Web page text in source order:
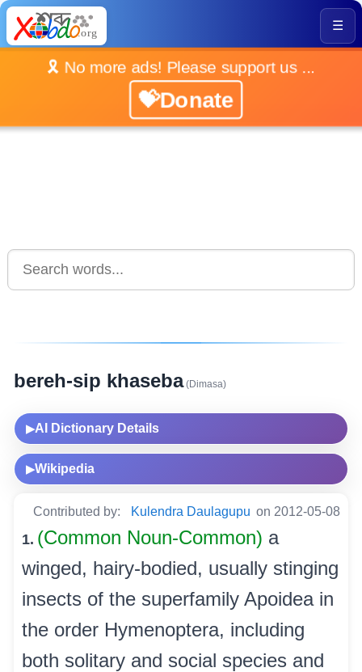
☰
🎗️ No more ads! Please support us ...
💝Donate
bereh-sip khaseba(Dimasa)
▶AI Dictionary Details
▶Wikipedia
Contributed by: Kulendra Daulagupu on 2012-05-08
1. (Common Noun-Common) a
winged, hairy-bodied, usually stinging
insects of the superfamily Apoidea in
the order Hymenoptera, including
both solitary and social species and